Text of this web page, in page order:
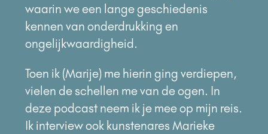
waarin we een lange geschiedenis
kennen van onderdrukking en
ongelijkwaardigheid.
Toen ik (Marije) me hierin ging verdiepen,
vielen de schellen me van de ogen. In
deze podcast neem ik je mee op mijn reis.
Ik interview ook kunstenares Marieke